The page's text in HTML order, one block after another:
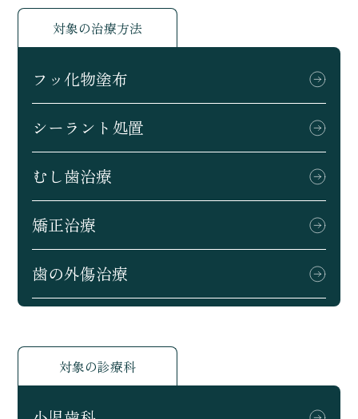
対象の治療方法
フッ化物塗布
シーラント処置
むし歯治療
矯正治療
歯の外傷治療
対象の診療科